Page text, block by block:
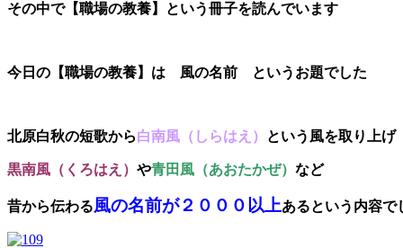
その中で【職場の教養】という冊子を読んでいます
今日の【職場の教養】は 風の名前 というお題でした
北原白秋の短歌から白南風（しらはえ） という風を取り上げ
黒南風（くろはえ） や青田風（あおたかぜ） など
昔から伝わる風の名前が２０００以上あるという内容で